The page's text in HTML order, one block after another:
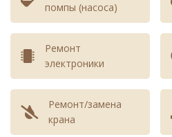
Замена
При заказе
помпы (насоса)
Ремонт
электроники
Ремонт/замена
крана